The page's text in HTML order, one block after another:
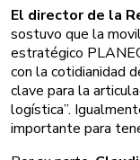
El director de la
sostuvo que la
estratégico
con la cotidianidad
clave para la
logística”.
importante para